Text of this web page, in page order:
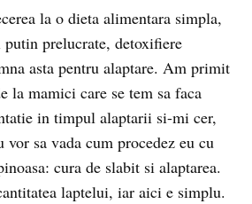
la o dieta alimentara simpla,
prelucrate, detoxifiere
asta pentru alaptare. Am primit
la mamici care se tem sa faca
in timpul alaptarii si-mi cer,
vor sa vada cum procedez eu cu
cura de slabit si alaptarea.
laptelui, iar aici e simplu.